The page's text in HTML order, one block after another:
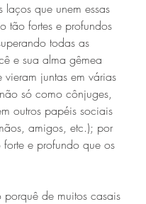
laços que unem essas
tão fortes e profundos
todas as
e sua alma gêmea
vieram juntas em várias
só como cônjuges,
outros papéis sociais
amigos, etc.); por
forte e profundo que os
de muitos casais